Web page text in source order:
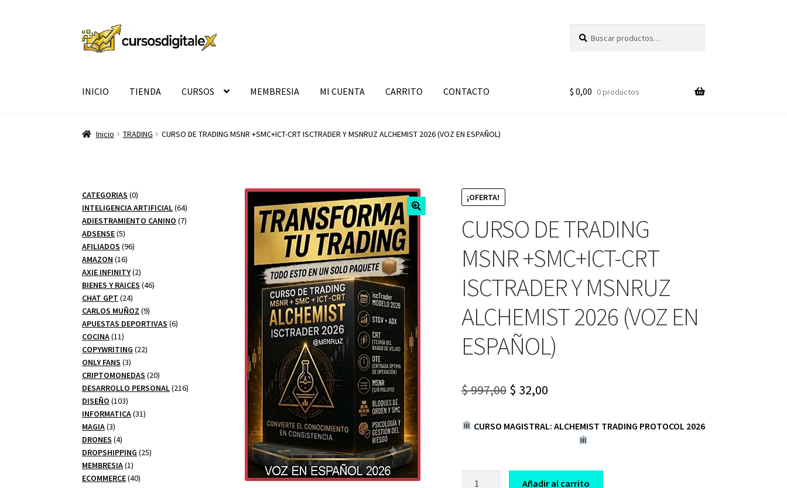
Ir
a
Ir
al
por:
INICIO TIENDA CURSOS MEMBRESIA MI CUENTA CARRITO CONTACTO $ 0,00 0 productos
Inicio TRADING CURSO DE TRADING MSNR +SMC+ICT-CRT ISCTRADER Y MSNRUZ ALCHEMIST 2026 (VOZ EN ESPAÑOL)
¡OFERTA!
CURSO DE TRADING
MSNR +SMC+ICT-CRT
ISCTRADER Y MSNRUZ
ALCHEMIST 2026 (VOZ EN
ESPAÑOL)
$997,00 Original
was:
$ 32,00Current
is:
CURSO MAGISTRAL: ALCHEMIST TRADING PROTOCOL 2026
Añadir al carrito
CATEGORIAS 00
productos
INTELIGENCIA ARTIFICIAL 6464
productos
ADIESTRAMIENTO CANINO 77
ADSENSE 55
productos
AFILIADOS 9696
AMAZON 1616
productos
AXIE INFINITY 22
productos
BIENES Y RAICES 4646
CHAT GPT 2424
productos
CARLOS MUÑOZ 99
productos
APUESTAS DEPORTIVAS 66
COCINA 1111
productos
COPYWRITING 2222
ONLY FANS 33
productos
CRIPTOMONEDAS 2020
productos
DESARROLLO PERSONAL 216216
DISEÑO 103103
productos
INFORMATICA 3131
MAGIA 33
productos
DRONES 44
productos
DROPSHIPPING 2525
MEMBRESIA 11
producto
ECOMMERCE 4040